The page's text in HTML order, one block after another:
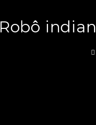
Robô